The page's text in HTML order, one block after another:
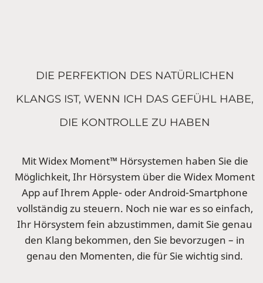
DIE PERFEKTION DES NATÜRLICHEN
KLANGS IST, WENN ICH DAS GEFÜHL HABE,
DIE KONTROLLE ZU HABEN
Mit Widex Moment™ Hörsystemen haben Sie die
Möglichkeit, Ihr Hörsystem über die Widex Moment
App auf Ihrem Apple- oder Android-Smartphone
vollständig zu steuern. Noch nie war es so einfach,
Ihr Hörsystem fein abzustimmen, damit Sie genau
den Klang bekommen, den Sie bevorzugen – in
genau den Momenten, die für Sie wichtig sind.